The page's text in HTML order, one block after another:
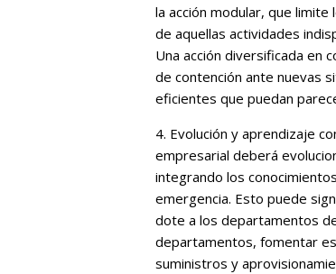
la acción modular, que
de aquellas actividades
Una acción diversificada en
de contención ante nuevas
eficientes que puedan
4. Evolución y aprendizaje
empresarial deberá
integrando los
emergencia. Esto puede
dote a los departamentos
departamentos, fomentar
suministros y